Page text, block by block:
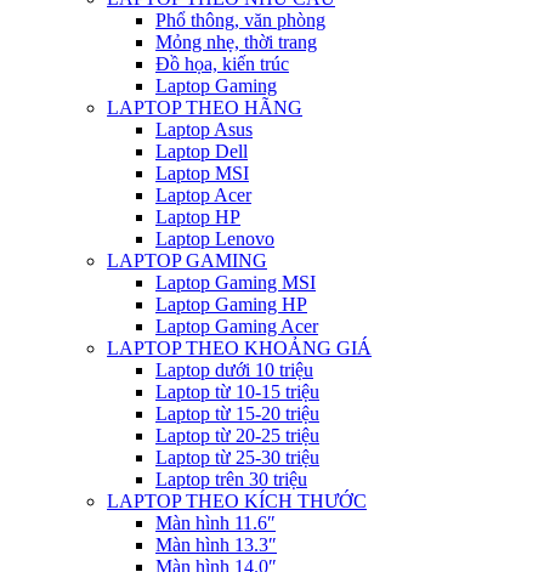
Phổ thông, văn phòng
Mỏng nhẹ, thời trang
Đồ họa, kiến trúc
Laptop Gaming
LAPTOP THEO HÃNG
Laptop Asus
Laptop Dell
Laptop MSI
Laptop Acer
Laptop HP
Laptop Lenovo
LAPTOP GAMING
Laptop Gaming MSI
Laptop Gaming HP
Laptop Gaming Acer
LAPTOP THEO KHOẢNG GIÁ
Laptop dưới 10 triệu
Laptop từ 10-15 triệu
Laptop từ 15-20 triệu
Laptop từ 20-25 triệu
Laptop từ 25-30 triệu
Laptop trên 30 triệu
LAPTOP THEO KÍCH THƯỚC
Màn hình 11.6″
Màn hình 13.3″
Màn hình 14.0″